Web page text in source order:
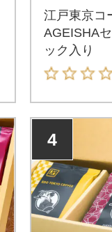
江戸東京コ
AGEISHA
ック入り
4